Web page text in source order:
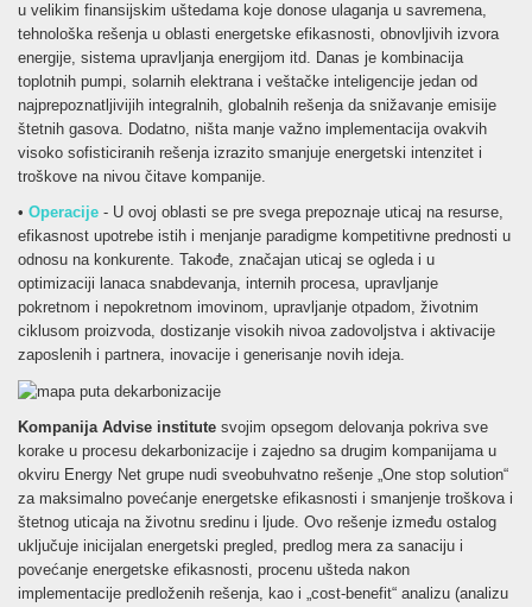
u velikim finansijskim uštedama koje donose ulaganja u savremena,
tehnološka rešenja u oblasti energetske efikasnosti, obnovljivih izvora
energije, sistema upravljanja energijom itd. Danas je kombinacija
toplotnih pumpi, solarnih elektrana i veštačke inteligencije jedan od
najprepoznatljivijih integralnih, globalnih rešenja da snižavanje emisije
štetnih gasova. Dodatno, ništa manje važno implementacija ovakvih
visoko sofisticiranih rešenja izrazito smanjuje energetski intenzitet i
troškove na nivou čitave kompanije.
• Operacije - U ovoj oblasti se pre svega prepoznaje uticaj na resurse,
efikasnost upotrebe istih i menjanje paradigme kompetitivne prednosti u
odnosu na konkurente. Takođe, značajan uticaj se ogleda i u
optimizaciji lanaca snabdevanja, internih procesa, upravljanje
pokretnom i nepokretnom imovinom, upravljanje otpadom, životnim
ciklusom proizvoda, dostizanje visokih nivoa zadovoljstva i aktivacije
zaposlenih i partnera, inovacije i generisanje novih ideja.
Kompanija Advise institute svojim opsegom delovanja pokriva sve
korake u procesu dekarbonizacije i zajedno sa drugim kompanijama u
okviru Energy Net grupe nudi sveobuhvatno rešenje „One stop solution“
za maksimalno povećanje energetske efikasnosti i smanjenje troškova i
štetnog uticaja na životnu sredinu i ljude. Ovo rešenje između ostalog
uključuje inicijalan energetski pregled, predlog mera za sanaciju i
povećanje energetske efikasnosti, procenu ušteda nakon
implementacije predloženih rešenja, kao i „cost-benefit“ analizu (analizu